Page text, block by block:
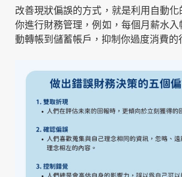
改善現狀偏誤的方式，就是利用自動化
你進行財務管理，例如，每個月薪水入
動轉帳到儲蓄帳戶，抑制你過度消費的